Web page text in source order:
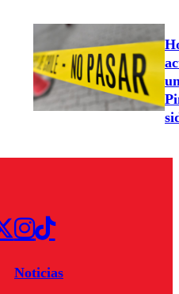
Noticias